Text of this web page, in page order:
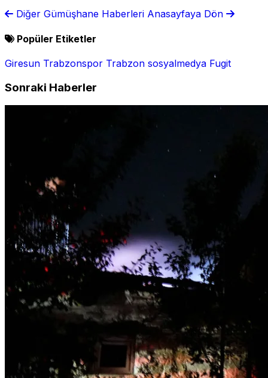
Diğer Gümüşhane Haberleri Anasayfaya Dön
Popüler Etiketler
Giresun Trabzonspor Trabzon sosyalmedya Fugit
Sonraki Haberler